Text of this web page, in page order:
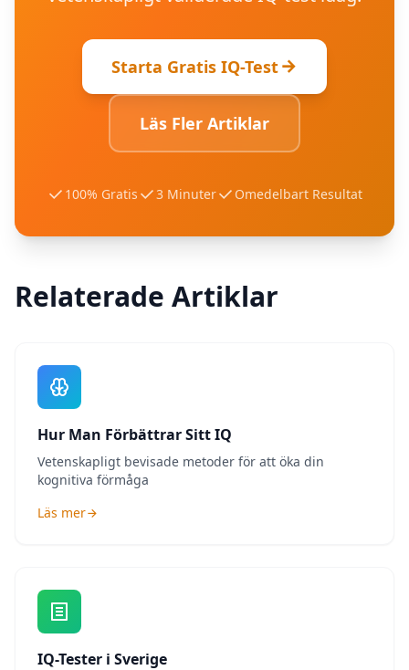
Starta Gratis IQ-Test
Läs Fler Artiklar
100% Gratis 3 Minuter Omedelbart Resultat
Relaterade Artiklar
Hur Man Förbättrar Sitt IQ
Vetenskapligt bevisade metoder för att öka din
kognitiva förmåga
Läs mer
IQ-Tester i Sverige